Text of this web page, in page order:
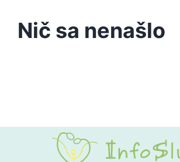
Podporte nás
Vyšetrenia sluchu
Rané poradenstvo
Nič sa nenašlo